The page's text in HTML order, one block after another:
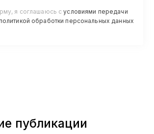
я соглашаюсь сусловиями передачи
обработки персональных данных
публикации